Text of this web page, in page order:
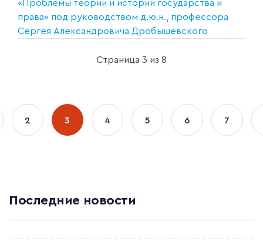
«Проблемы теории и истории государства и
права» под руководством д.ю.н., профессора
Сергея Александровича Дробышевского
Страница 3 из 8
2 3 4 5 6 7
Последние новости